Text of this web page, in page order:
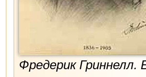
Фредерик Гриннелл.